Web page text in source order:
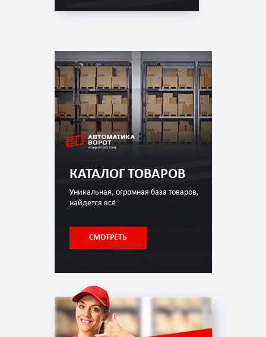
КАТАЛОГ ТОВАРОВ
Уникальная, огромная база товаров,
найдется всё
СМОТРЕТЬ